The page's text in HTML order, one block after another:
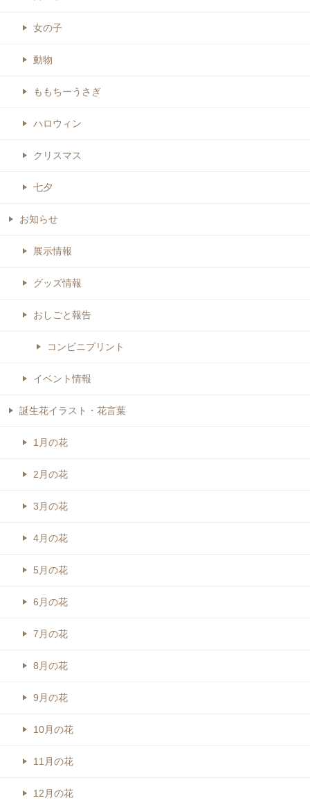
女の子
動物
ももちーうさぎ
ハロウィン
クリスマス
七夕
お知らせ
展示情報
グッズ情報
おしごと報告
コンビニプリント
イベント情報
誕生花イラスト・花言葉
1月の花
2月の花
3月の花
4月の花
5月の花
6月の花
7月の花
8月の花
9月の花
10月の花
11月の花
12月の花